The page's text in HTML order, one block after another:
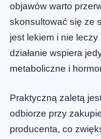
objawów warto
skonsultować się ze
jest lekiem i nie
działanie wspiera
metaboliczne i
Praktyczną zaletą
odbiorze przy
producenta, co